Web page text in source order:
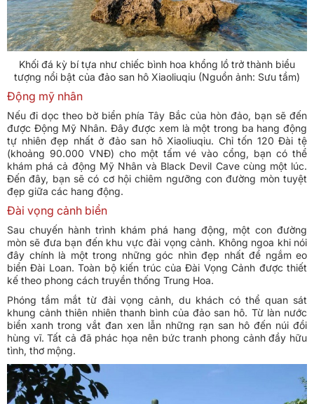
Khối đá kỳ bí tựa như chiếc bình hoa khổng lồ trở thành biểu
tượng nổi bật của đảo san hô Xiaoliuqiu (Nguồn ảnh: Sưu tầm)
Động mỹ nhân
Nếu đi dọc theo bờ biển phía Tây Bắc của hòn đảo, bạn sẽ đến
được Động Mỹ Nhân. Đây được xem là một trong ba hang động
tự nhiên đẹp nhất ở đảo san hô Xiaoliuqiu. Chỉ tốn 120 Đài tệ
(khoảng 90.000 VNĐ) cho một tấm vé vào cổng, bạn có thể
khám phá cả động Mỹ Nhân và Black Devil Cave cùng một lúc.
Đến đây, bạn sẽ có cơ hội chiêm ngưỡng con đường mòn tuyệt
đẹp giữa các hang động.
Đài vọng cảnh biển
Sau chuyến hành trình khám phá hang động, một con đường
mòn sẽ đưa bạn đến khu vực đài vọng cảnh. Không ngoa khi nói
đây chính là một trong những góc nhìn đẹp nhất để ngắm eo
biển Đài Loan. Toàn bộ kiến trúc của Đài Vọng Cảnh được thiết
kế theo phong cách truyền thống Trung Hoa.
Phóng tầm mắt từ đài vọng cảnh, du khách có thể quan sát
khung cảnh thiên nhiên thanh bình của đảo san hô. Từ làn nước
biển xanh trong vắt đan xen lẫn những rạn san hô đến núi đồi
hùng vĩ. Tất cả đã phác họa nên bức tranh phong cảnh đầy hữu
tình, thơ mộng.